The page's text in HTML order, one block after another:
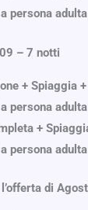
persona adulta
– 7 notti
+ Spiaggia
persona adulta
+
persona adulta
di